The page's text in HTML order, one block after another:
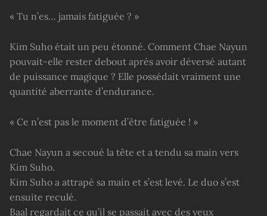
« Tu n’es… jamais fatiguée ? »
Kim Suho était un peu étonné. Comment Chae Nayun
pouvait-elle rester debout après avoir déversé autant
de puissance magique ? Elle possédait vraiment une
quantité aberrante d’endurance.
« Ce n’est pas le moment d’être fatiguée ! »
Chae Nayun a secoué la tête et a tendu sa main vers
Kim Suho.
Kim Suho a attrapé sa main et s’est levé. Le duo s’est
ensuite reculé.
Baal regardait ce qu’il se passait avec des yeux